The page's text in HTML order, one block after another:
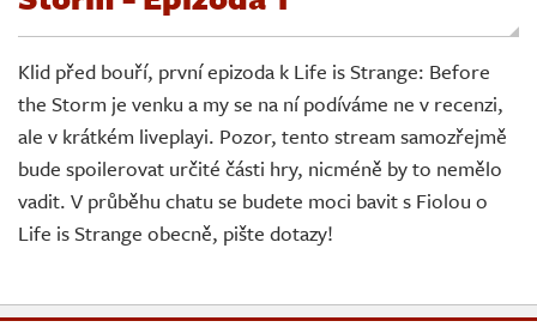
Živě
Klid před bouří, první epizoda k Life is Strange: Before
the Storm je venku a my se na ní podíváme ne v recenzi,
ale v krátkém liveplayi. Pozor, tento stream samozřejmě
bude spoilerovat určité části hry, nicméně by to nemělo
vadit. V průběhu chatu se budete moci bavit s Fiolou o
Life is Strange obecně, pište dotazy!